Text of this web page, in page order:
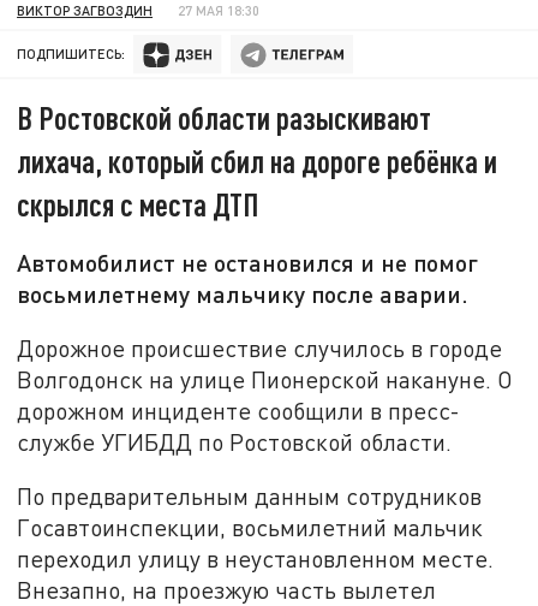
ВИКТОР ЗАГВОЗДИН 27 МАЯ 18:30
ПОДПИШИТЕСЬ:
В Ростовской области разыскивают
лихача, который сбил на дороге ребёнка и
скрылся с места ДТП
Автомобилист не остановился и не помог
восьмилетнему мальчику после аварии.
Дорожное происшествие случилось в городе
Волгодонск на улице Пионерской накануне. О
дорожном инциденте сообщили в пресс-
службе УГИБДД по Ростовской области.
По предварительным данным сотрудников
Госавтоинспекции, восьмилетний мальчик
переходил улицу в неустановленном месте.
Внезапно, на проезжую часть вылетел